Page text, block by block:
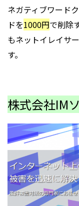
ネガティブワード
ドを1000円で削除
もネットイレイサ
す。
株式会社IM